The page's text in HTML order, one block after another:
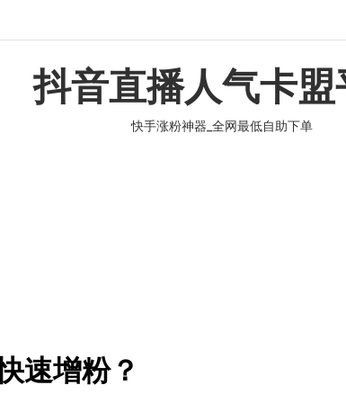
抖音直播人气卡盟
快手涨粉神器_全网最低自助下单
速增粉？